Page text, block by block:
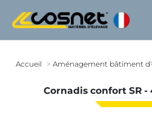
Accueil Aménagement bâtiment
Cornadis confort SR -